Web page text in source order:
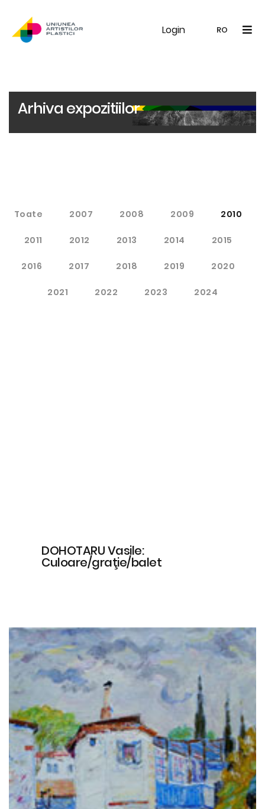
Login RO
UAP Galerie Noutăți
Arhiva expozitiilor
Toate 2007 2008 2009 2010
2011 2012 2013 2014 2015
2016 2017 2018 2019 2020
2021 2022 2023 2024
DOHOTARU Vasile:
Culoare/graţie/balet